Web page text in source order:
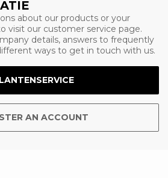
about our products or your
visit our customer service page.
details, answers to frequently
ways to get in touch with us.
AN ACCOUNT